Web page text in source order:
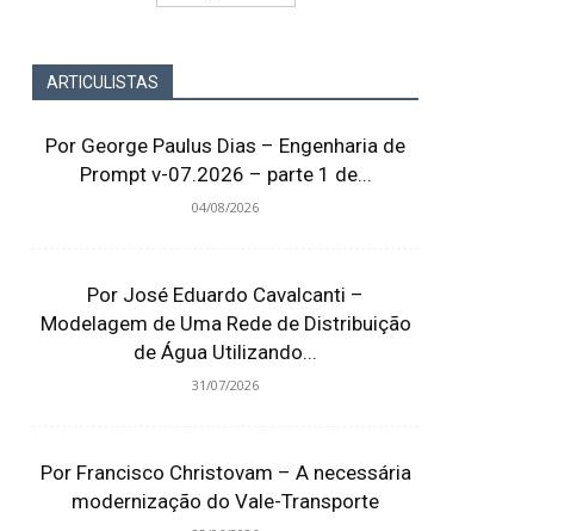
ARTICULISTAS
Por George Paulus Dias – Engenharia de
Prompt v-07.2026 – parte 1 de...
04/08/2026
Por José Eduardo Cavalcanti –
Modelagem de Uma Rede de Distribuição
de Água Utilizando...
31/07/2026
Por Francisco Christovam – A necessária
modernização do Vale-Transporte